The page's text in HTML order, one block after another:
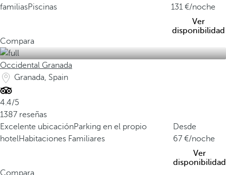
familiasPiscinas
131
/noche
Ver
disponibilidad
Compara
Occidental Granada
Granada, Spain
4.4/5
1387 reseñas
Excelente ubicaciónParking en el propio
hotelHabitaciones Familiares
Desde
67
/noche
Ver
disponibilidad
Compara